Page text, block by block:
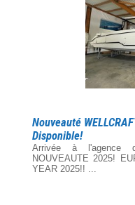
Nouveauté
Disponible!
Arrivée à l'agence
NOUVEAUTE 2025!
YEAR 2025!! ...